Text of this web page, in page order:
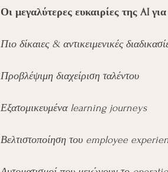
Οι μεγαλύτερες ευκαιρίες της AI
Πιο δίκαιες & αντικειμενικές
Προβλέψιμη διαχείριση ταλέντου
Εξατομικευμένα learning journeys
Βελτιστοποίηση του employee